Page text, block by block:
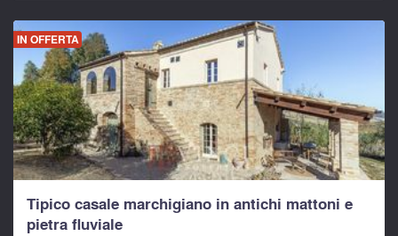
IN OFFERTA
Tipico casale marchigiano in antichi mattoni e
pietra fluviale